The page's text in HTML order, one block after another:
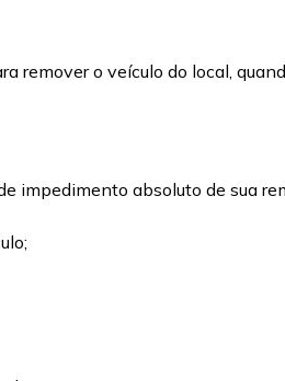
o veículo do local,
impedimento absoluto de sua